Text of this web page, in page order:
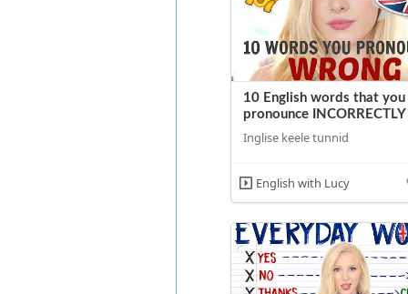
10 English words that you
pronounce INCORRECTLY
Inglise keele tunnid
English with Lucy